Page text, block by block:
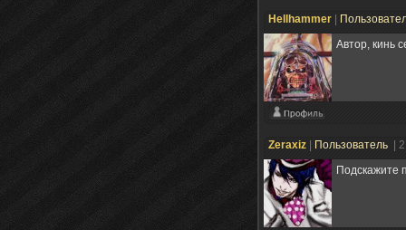
Hellhammer
Автор, кинь
Zeraxiz Пользователь
|
Подскажите